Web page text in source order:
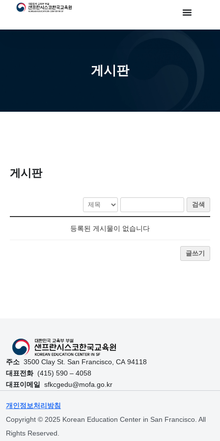
게시판
게시판
검색
등록된 게시물이 없습니다
글쓰기
주소 3500 Clay St. San Francisco, CA 94118
대표전화(415) 590 – 4058
대표이메일
sfkcgedu@mofa.go.kr
개인정보처리방침
Copyright © 2025 Korean Education Center in San Francisco. All
Rights Reserved.